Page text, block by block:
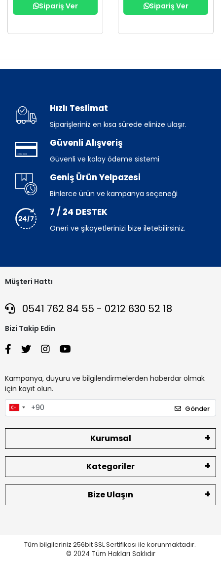
Sipariş Ver Sipariş Ver
Hızlı Teslimat
Siparişleriniz en kısa sürede elinize ulaşır.
Güvenli Alışveriş
Güvenli ve kolay ödeme sistemi
Geniş Ürün Yelpazesi
Binlerce ürün ve kampanya seçeneği
7 / 24 DESTEK
Öneri ve şikayetlerinizi bize iletebilirsiniz.
Müşteri Hattı
0541 762 84 55 - 0212 630 52 18
Bizi Takip Edin
Kampanya, duyuru ve bilgilendirmelerden haberdar olmak
için kayıt olun.
Gönder
Kurumsal
Kategoriler
Bize Ulaşın
Tüm bilgileriniz 256bit SSL Sertifikası ile korunmaktadır.
© 2024 Tüm Hakları Saklıdır